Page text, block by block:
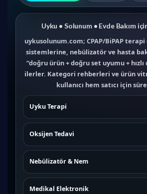
Uyku • Solunum • Evde Bakım
uykusolunum.com; CPAP/BiPAP
sistemlerine, nebülizatör ve hasta
“doğru ürün + doğru set uyumu + hızlı
ilerler. Kategori rehberleri ve ürün
kullanıcı hem satıcı için
Uyku Terapi
Oksijen Tedavi
Nebülizatör & Nem
Medikal Elektronik